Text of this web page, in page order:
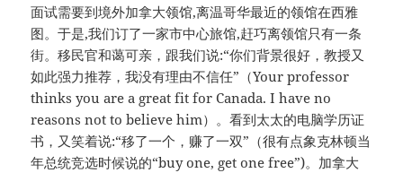
面试需要到境外加拿大领馆,离温哥华最近的领馆在西雅
图。于是,我们订了一家市中心旅馆,赶巧离领馆只有一条
街。移民官和蔼可亲，跟我们说:“你们背景很好，教授又
如此强力推荐，我没有理由不信任”（Your professor
thinks you are a great fit for Canada. I have no
reasons not to believe him）。看到太太的电脑学历证
书，又笑着说:“移了一个，赚了一双”（很有点象克林顿当
年总统竞选时候说的“buy one, get one free”)。加拿大